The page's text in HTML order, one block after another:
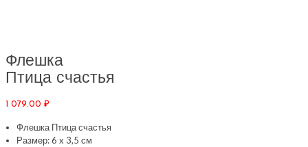
Флешка
Птица счастья
1 079.00 ₽
Флешка Птица счастья
Размер: 6 x 3,5 см